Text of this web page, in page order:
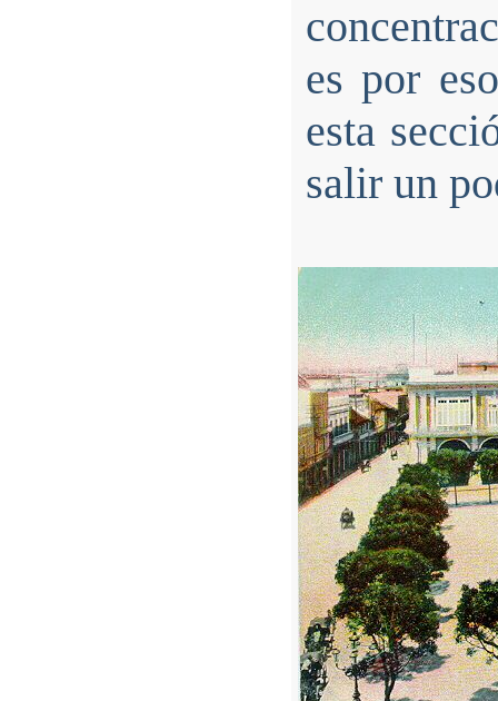
es por
esta
salir un